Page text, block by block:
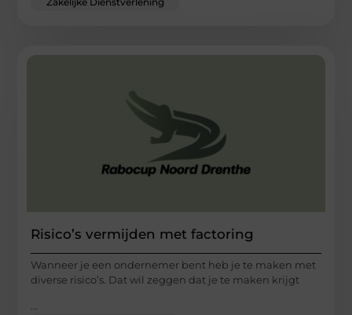
Risico’s vermijden met factoring
Wanneer je een ondernemer bent heb je te maken met
diverse risico’s. Dat wil zeggen dat je te maken krijgt
...